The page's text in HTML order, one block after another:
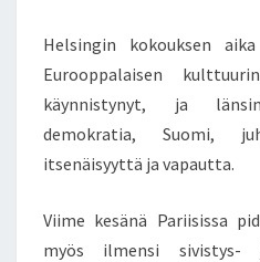
A
A
I
K
V
Helsingin kokouksen
Eurooppalaisen
käynnistynyt, ja
demokratia, Suomi,
itsenäisyyttä ja vapautta.
Viime kesänä Pariisissa
myös ilmensi sivistys-